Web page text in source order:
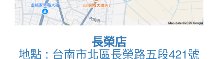
長榮店
地點 : 台南市北區長榮路五段421號